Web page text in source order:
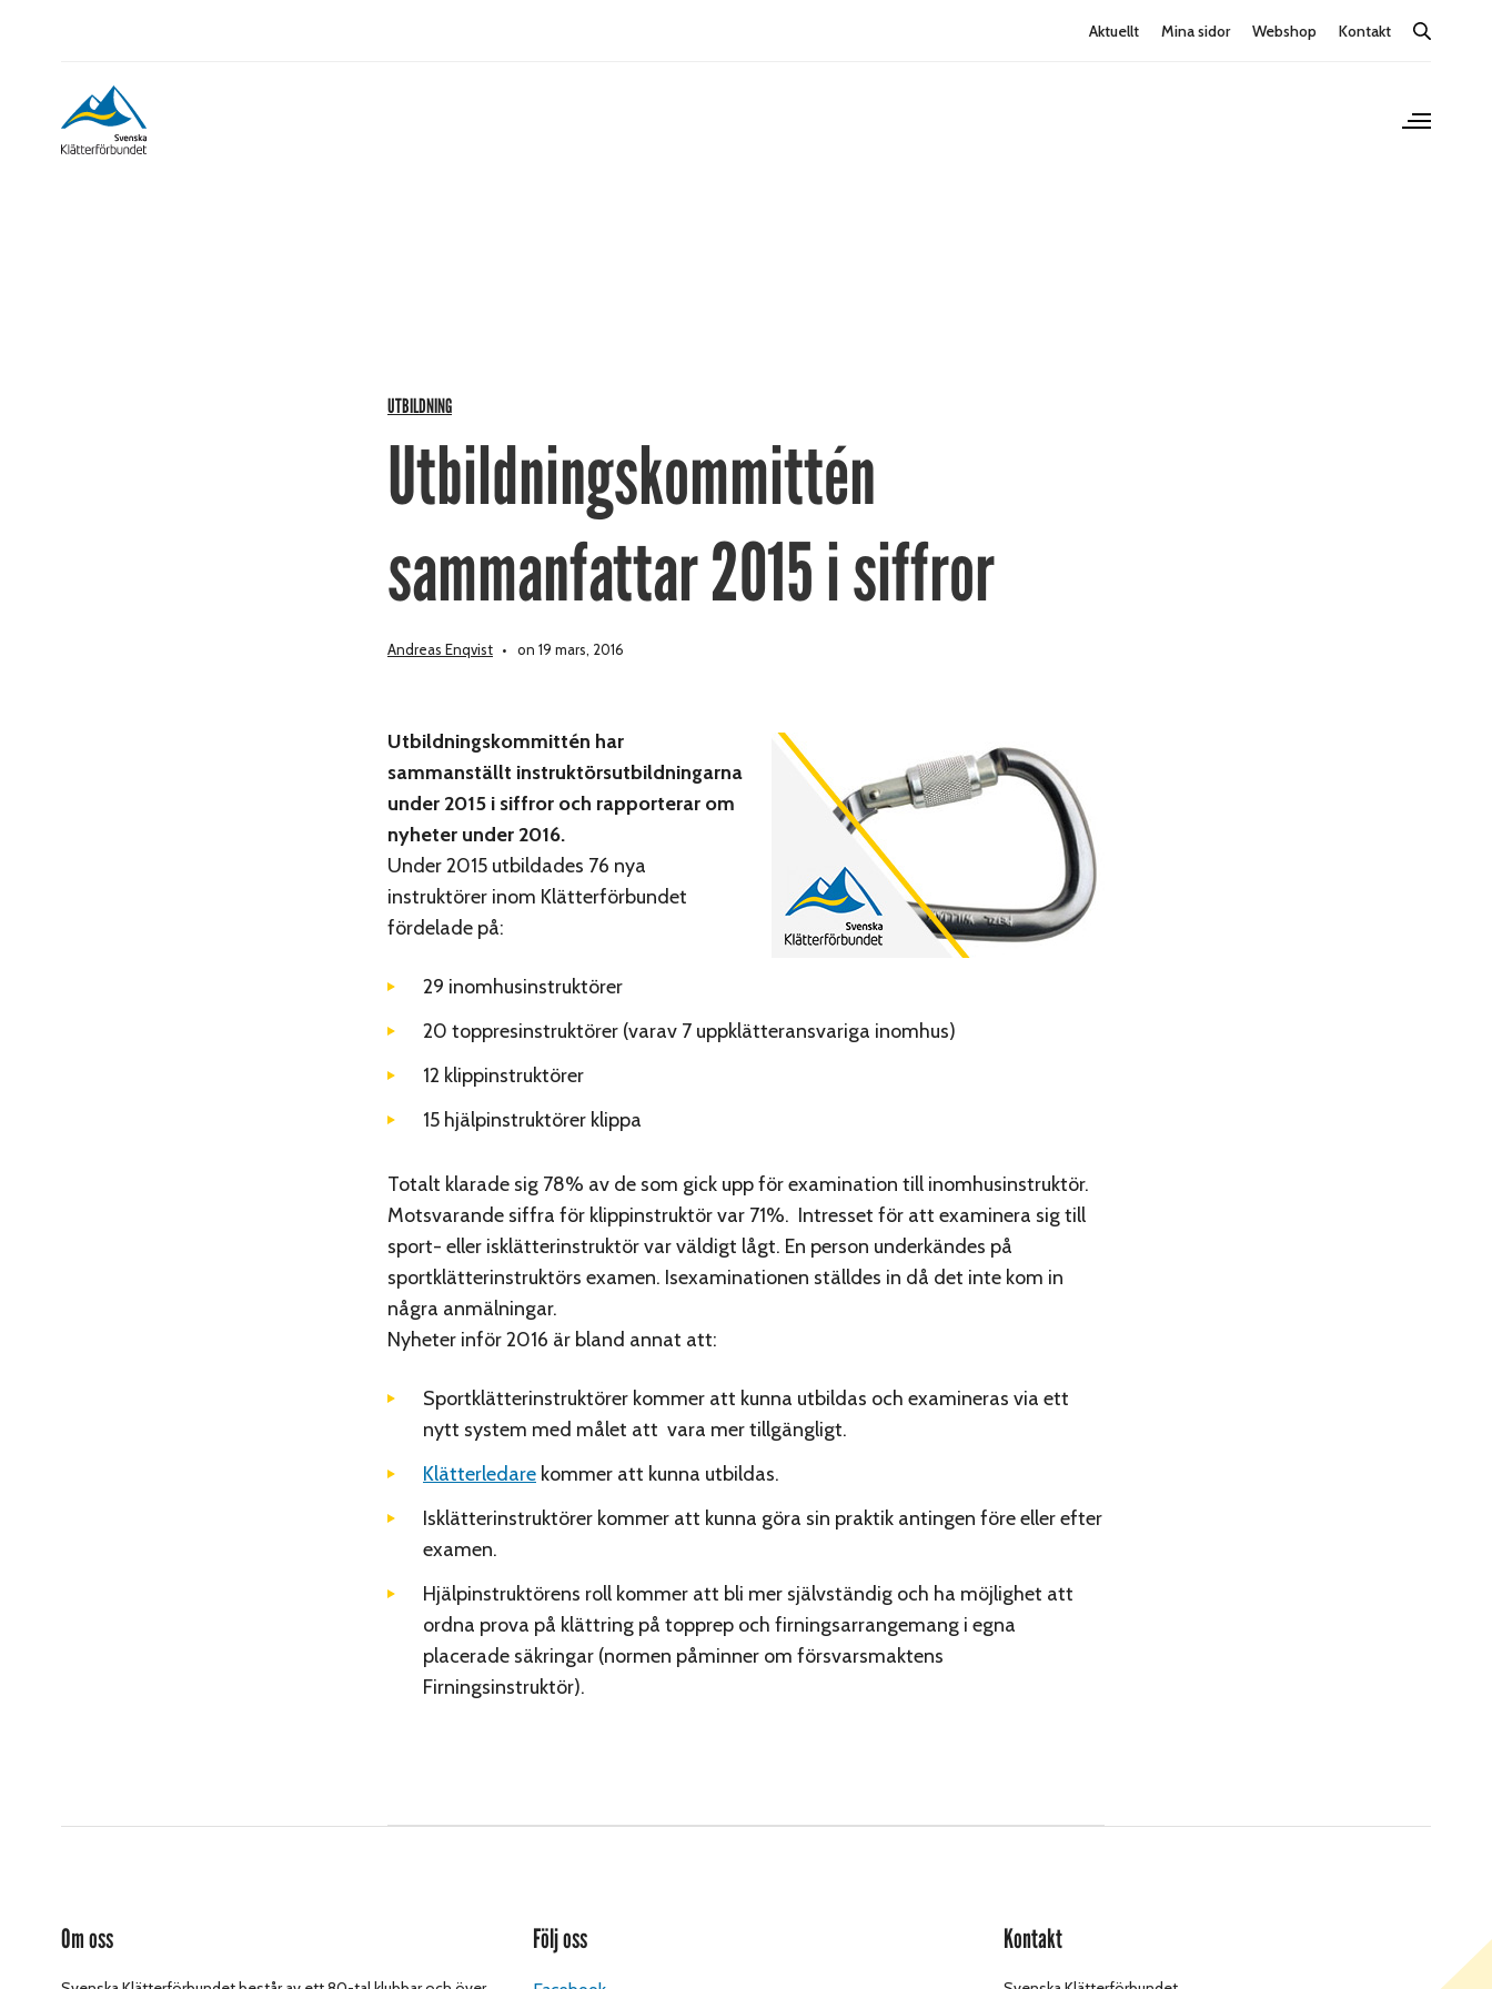
Aktuellt Mina sidor Webshop Kontakt
UTBILDNING
Utbildningskommittén
sammanfattar 2015 i siffror
Andreas Enqvist on 19 mars, 2016
Utbildningskommittén har
sammanställt instruktörsutbildningarna
under 2015 i siffror och rapporterar om
nyheter under 2016.
Under 2015 utbildades 76 nya
instruktörer inom Klätterförbundet
fördelade på:
29 inomhusinstruktörer
20 toppresinstruktörer (varav 7 uppklätteransvariga inomhus)
12 klippinstruktörer
15 hjälpinstruktörer klippa
Totalt klarade sig 78% av de som gick upp för examination till inomhusinstruktör.
Motsvarande siffra för klippinstruktör var 71%. Intresset för att examinera sig till
sport- eller isklätterinstruktör var väldigt lågt. En person underkändes på
sportklätterinstruktörs examen. Isexaminationen ställdes in då det inte kom in
några anmälningar.
Nyheter inför 2016 är bland annat att:
Sportklätterinstruktörer kommer att kunna utbildas och examineras via ett
nytt system med målet att vara mer tillgängligt.
Klätterledare kommer att kunna utbildas.
Isklätterinstruktörer kommer att kunna göra sin praktik antingen före eller efter
examen.
Hjälpinstruktörens roll kommer att bli mer självständig och ha möjlighet att
ordna prova på klättring på topprep och firningsarrangemang i egna
placerade säkringar (normen påminner om försvarsmaktens
Firningsinstruktör).
Om oss Följ oss Kontakt